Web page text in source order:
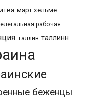
март хельме
рабочая
таллин таллинн
беженцы